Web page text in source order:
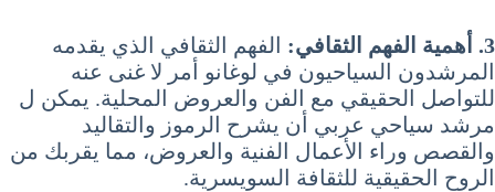
3. أهمية الفهم الثقافي:
الفهم الثقافي الذي يقدمه
المرشدون السياحيون في لوغانو أمر لا غنى عنه
للتواصل الحقيقي مع الفن والعروض المحلية. يمكن ل
مرشد سياحي عربي أن يشرح الرموز والتقاليد
والقصص وراء الأعمال الفنية والعروض، مما يقربك من
الروح الحقيقية للثقافة السويسرية.